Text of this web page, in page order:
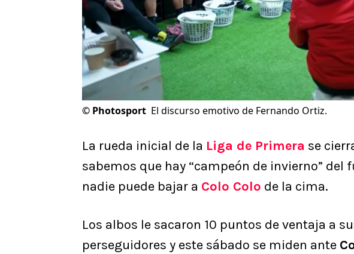
© Photosport El discurso emotivo de Fernando Ortiz.
La rueda inicial de la Liga de Primera se
sabemos que hay “campeón de invierno” del
nadie puede bajar a Colo Colo de la cima.
Los albos le sacaron 10 puntos de ventaja a
perseguidores y este sábado se miden ante